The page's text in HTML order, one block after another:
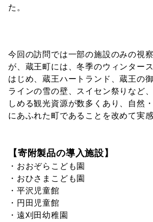
た。
今回の訪問では一部の施設のみの視
が、蔵王町には、冬季のウィンター
はじめ、蔵王ハートランド、蔵王の
ラインの雪の壁、スイセン祭りなど
しめる観光資源が数多くあり、自然
にあふれた町であることを改めて実
【寄附製品の導入施設】
・おおぞらこども園
・おひさまこども園
・平沢児童館
・円田児童館
・遠刈田幼稚園